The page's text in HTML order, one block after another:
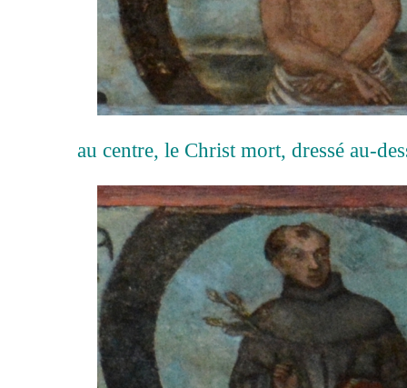
au centre, le Christ mort, dressé au-